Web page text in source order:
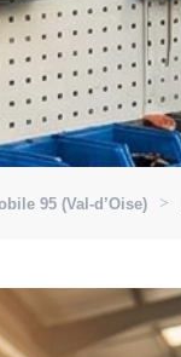
95 (Val-d’Oise)